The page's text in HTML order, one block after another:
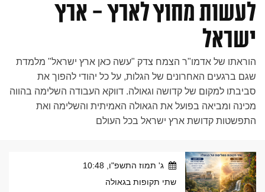
לעשות מחוץ לארץ - ארץ
ישראל
הוראתו של אדמו"ר הצמח צדק "עשה כאן ארץ ישראל" מלמדת
שגם ברגעים האחרונים של הגלות, על כל יהודי להפוך את
סביבתו למקום של קדושה וגאולה. דווקא העבודה השלימה בהווה
מכינה ומביאה בפועל את הגאולה האמיתית והשלימה ואת
התפשטות קדושת ארץ ישראל בכל העולם
ג' תמוז התשפ"ו, 10:48
שתי תקופות בגאולה